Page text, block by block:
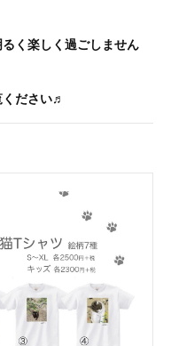
く楽しく過ごしません
ださい♬